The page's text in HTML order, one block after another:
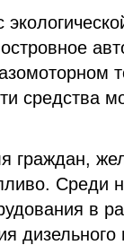
средства
граждан,
Среди
в
дизельного